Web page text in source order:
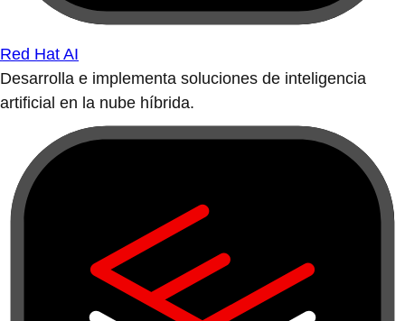
Red Hat AI
Desarrolla e implementa soluciones de inteligencia
artificial en la nube híbrida.